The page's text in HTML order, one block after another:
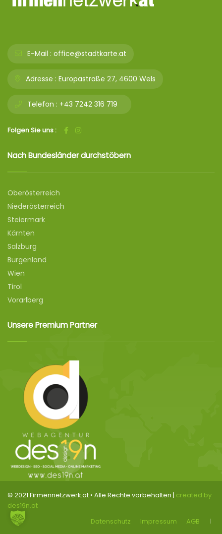
E-Mail : office@stadtkarte.at
Adresse : Europastraße 27, 4600 Wels
Telefon : +43 7242 316 719
Folgen Sie uns :
Nach Bundesländer durchstöbern
Oberösterreich
Niederösterreich
Steiermark
Kärnten
Salzburg
Burgenland
Wien
Tirol
Vorarlberg
Unsere Premium Partner
© 2021 Firmennetzwerk.at • Alle Rechte vorbehalten | created by
des19n.at
Datenschutz
Impressum AGB